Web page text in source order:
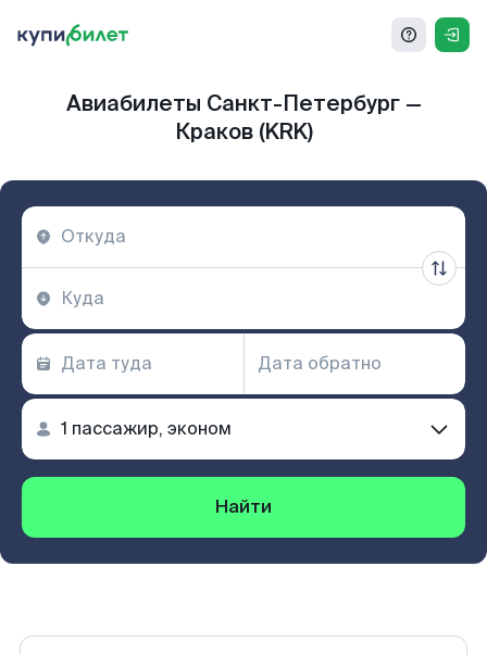
Авиабилеты Санкт-Петербург —
Краков (KRK)
Найти